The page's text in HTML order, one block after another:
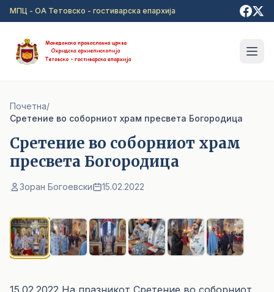
Прејди на главна содржина
МПЦ - ОА Тетовско - гостиварска епархија
Почетна/
Сретение во соборниот храм пресвета Богородица
Сретение во соборниот храм
пресвета Богородица
Зоран Богоевски 15.02.2022
15.02.2022 На празникот Сретение во соборниот